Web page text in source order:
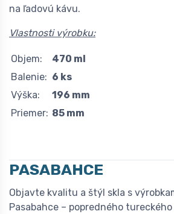
na ľadovú kávu.
Vlastnosti výrobku:
Objem:
470 ml
Balenie: 6 ks
Výška:
196 mm
Priemer: 85 mm
PASABAHCE
Objavte kvalitu a štýl skla s
Pasabahce – popredného